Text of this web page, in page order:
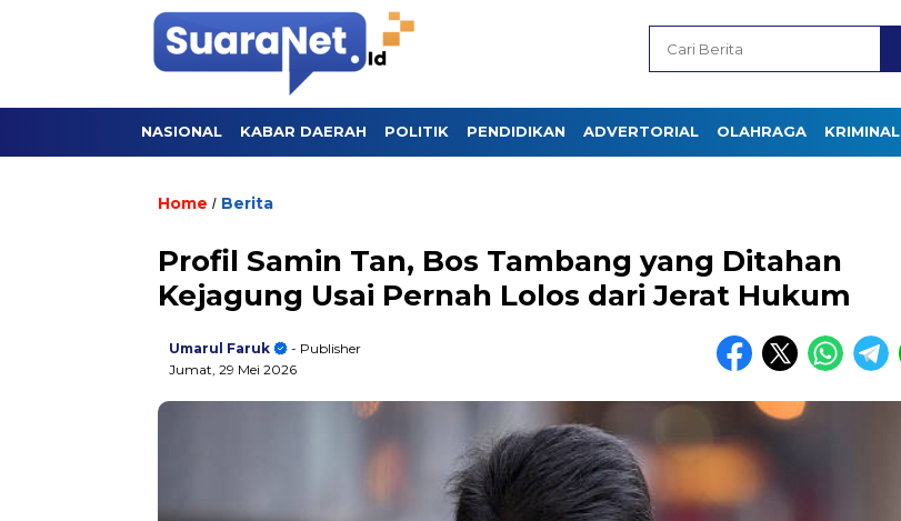
NASIONAL KABAR DAERAH POLITIK PENDIDIKAN ADVERTORIAL OLAHRAGA KRIMINAL
Home / Berita
Profil Samin Tan, Bos Tambang yang Ditahan
Kejagung Usai Pernah Lolos dari Jerat Hukum
Umarul Faruk
- Publisher
Jumat, 29 Mei 2026